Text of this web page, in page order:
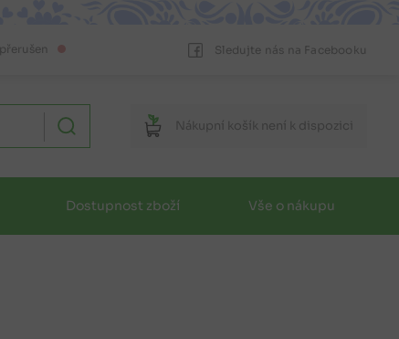
Sledujte nás na Facebooku
Nákupní košík není k dispozici
Dostupnost zboží Vše o nákupu